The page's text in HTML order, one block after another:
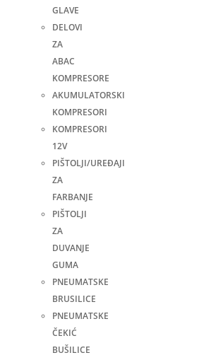
GLAVE
DELOVI
ZA
ABAC
KOMPRESORE
AKUMULATORSKI
KOMPRESORI
KOMPRESORI
12V
PIŠTOLJI/UREĐAJI
ZA
FARBANJE
PIŠTOLJI
ZA
DUVANJE
GUMA
PNEUMATSKE
BRUSILICE
PNEUMATSKE
ČEKIĆ
BUŠILICE